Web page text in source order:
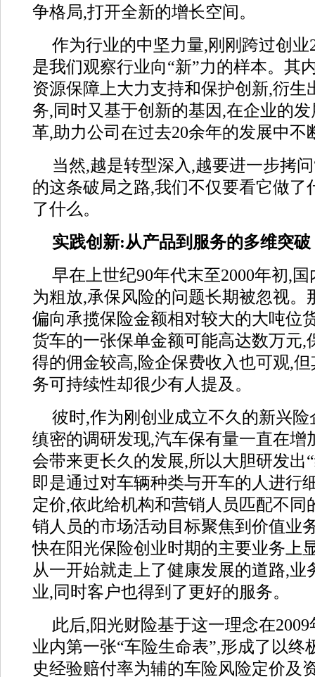
争格局,打开全新的增长空间。
作为行业的中坚力量,刚刚跨过创
是我们观察行业向“新”力的样本。其
资源保障上大力支持和保护创新,衍生
务,同时又基于创新的基因,在企业的
革,助力公司在过去20余年的发展中不
当然,越是转型深入,越要进一步拷
的这条破局之路,我们不仅要看它做了
了什么。
实践创新:从产品到服务的多维突破
早在上世纪90年代末至2000年初,
为粗放,承保风险的问题长期被忽视。
偏向承揽保险金额相对较大的大吨位
货车的一张保单金额可能高达数万元,
得的佣金较高,险企保费收入也可观,
务可持续性却很少有人提及。
彼时,作为刚创业成立不久的新兴
缜密的调研发现,汽车保有量一直在增
会带来更长久的发展,所以大胆研发
即是通过对车辆种类与开车的人进行
定价,依此给机构和营销人员匹配不同
销人员的市场活动目标聚焦到价值业
快在阳光保险创业时期的主要业务上
从一开始就走上了健康发展的道路,业
业,同时客户也得到了更好的服务。
此后,阳光财险基于这一理念在
业内第一张“车险生命表”,形成了以终
史经验赔付率为辅的车险风险定价及